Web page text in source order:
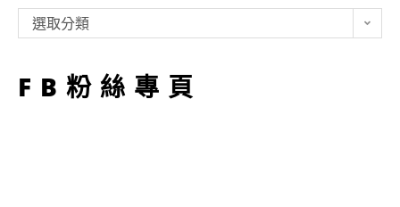
型
選取分類
FB粉絲專頁